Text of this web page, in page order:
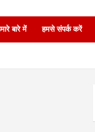
बारे में हमसे संपर्क करें